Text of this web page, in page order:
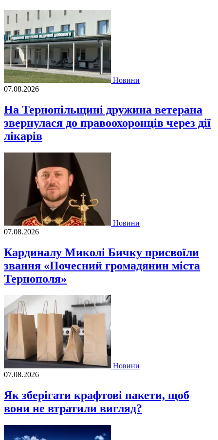
Новини
07.08.2026
На Тернопільщині дружина ветерана
звернулася до правоохоронців через дії
лікарів
Новини
07.08.2026
Кардиналу Миколі Бичку присвоїли
звання «Почесний громадянин міста
Тернополя»
Новини
07.08.2026
Як зберігати крафтові пакети, щоб
вони не втратили вигляд?